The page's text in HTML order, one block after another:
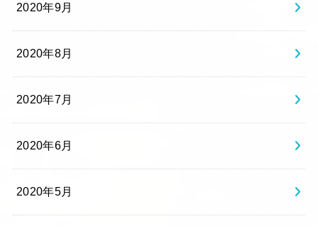
2020年9月
2020年8月
2020年7月
2020年6月
2020年5月